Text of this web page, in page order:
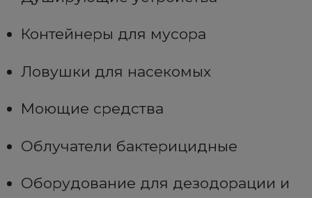
Контейнеры для мусора
Ловушки для насекомых
Моющие средства
Облучатели бактерицидные
Оборудование для дезодорации и